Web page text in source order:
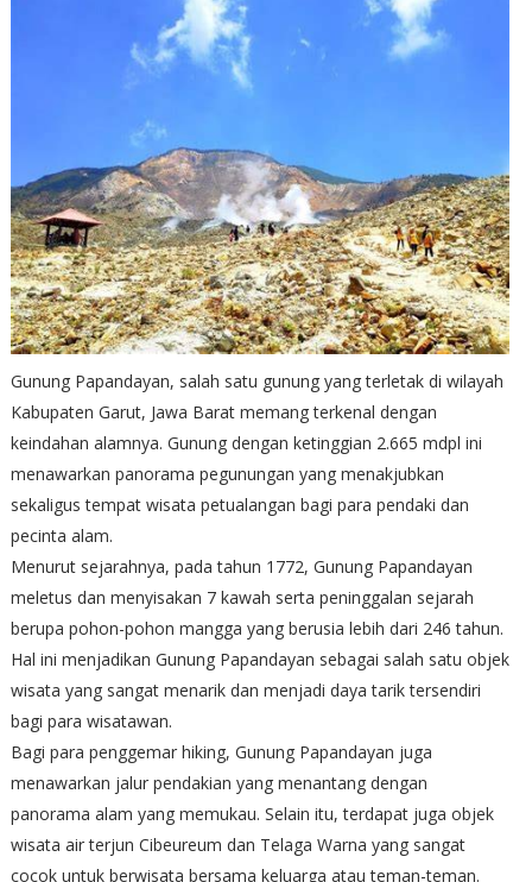
Gunung Papandayan, salah satu gunung yang terletak di wilayah
Kabupaten Garut, Jawa Barat memang terkenal dengan
keindahan alamnya. Gunung dengan ketinggian 2.665 mdpl ini
menawarkan panorama pegunungan yang menakjubkan
sekaligus tempat wisata petualangan bagi para pendaki dan
pecinta alam.
Menurut sejarahnya, pada tahun 1772, Gunung Papandayan
meletus dan menyisakan 7 kawah serta peninggalan sejarah
berupa pohon-pohon mangga yang berusia lebih dari 246 tahun.
Hal ini menjadikan Gunung Papandayan sebagai salah satu objek
wisata yang sangat menarik dan menjadi daya tarik tersendiri
bagi para wisatawan.
Bagi para penggemar hiking, Gunung Papandayan juga
menawarkan jalur pendakian yang menantang dengan
panorama alam yang memukau. Selain itu, terdapat juga objek
wisata air terjun Cibeureum dan Telaga Warna yang sangat
cocok untuk berwisata bersama keluarga atau teman-teman.